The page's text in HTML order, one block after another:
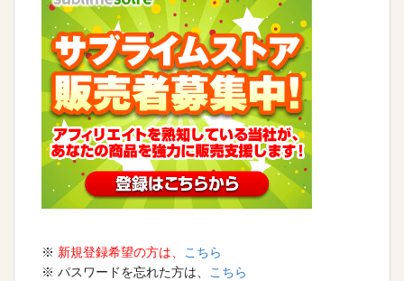
※ 新規登録希望の方は、
こちら
※ パスワードを忘れた方は、
こちら